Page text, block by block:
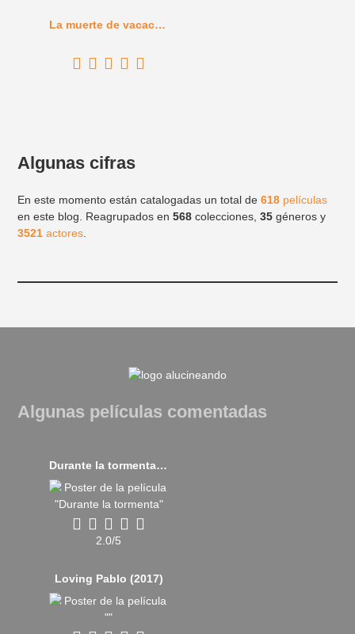
La muerte de vacaciones (1934)
Algunas cifras
En este momento están catalogadas un total de618 películas
en este blog. Reagrupados en568 colecciones,35 géneros y
3521 actores
Algunas películas comentadas
Durante la tormenta (2018)
2.0/5
Loving Pablo (2017)